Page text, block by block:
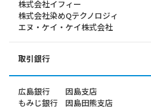
株式会社イフィー
株式会社染めQテクノロジィ
エヌ・ケイ・ケイ株式会社
取引銀行
広島銀行 因島支店
もみじ銀行 因島田熊支店